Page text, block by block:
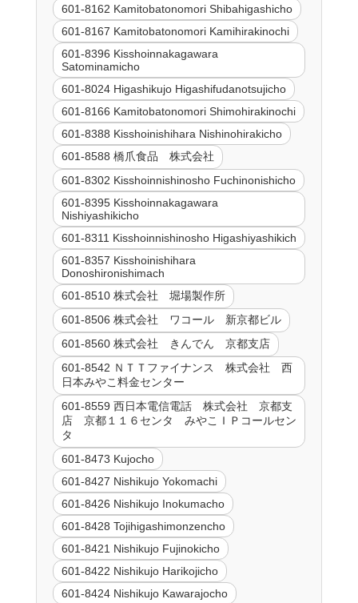
601-8162 Kamitobatonomori Shibahigashicho
601-8167 Kamitobatonomori Kamihirakinochi
601-8396 Kisshoinnakagawara
Satominamicho
601-8024 Higashikujo Higashifudanotsujicho
601-8166 Kamitobatonomori Shimohirakinochi
601-8388 Kisshoinishihara Nishinohirakicho
601-8588 橋爪食品 株式会社
601-8302 Kisshoinnishinosho Fuchinonishicho
601-8395 Kisshoinnakagawara
Nishiyashikicho
601-8311 Kisshoinnishinosho Higashiyashikich
601-8357 Kisshoinishihara
Donoshironishimach
601-8510 株式会社 堀場製作所
601-8506 株式会社 ワコール 新京都ビル
601-8560 株式会社 きんでん 京都支店
601-8542 ＮＴＴファイナンス 株式会社 西
日本みやこ料金センター
601-8559 西日本電信電話 株式会社 京都支
店 京都１１６センタ みやこＩＰコールセン
タ
601-8473 Kujocho
601-8427 Nishikujo Yokomachi
601-8426 Nishikujo Inokumacho
601-8428 Tojihigashimonzencho
601-8421 Nishikujo Fujinokicho
601-8422 Nishikujo Harikojicho
601-8424 Nishikujo Kawarajocho